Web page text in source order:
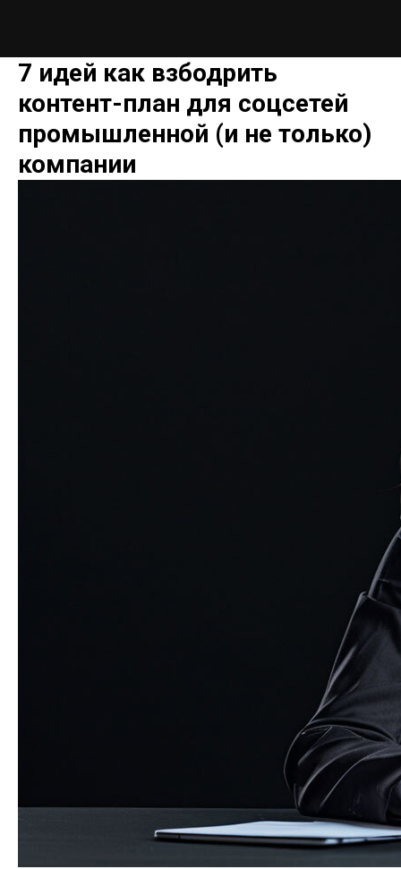
7 идей как взбодрить
контент-план для соцсетей
промышленной (и не только)
компании